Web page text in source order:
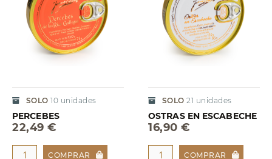
SOLO 10 unidades
PERCEBES
22,49 €
COMPRAR
SOLO 21 unidades
OSTRAS EN ESCABECHE
16,90 €
COMPRAR